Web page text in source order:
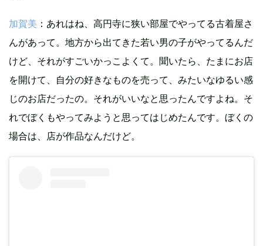
加賀美 ：あれはね、高円寺に狭い部屋でやってる古着屋さ
んがあって。地方から出てきた若い男の子がやってるんだ
けど、それがすごいかっこよくて。聞いたら、たまにお店
を開けて、自分の好きなものを売って、みたいなゆるい感
じのお店だったの。それがいいなと思ったんですよね。そ
れでぼくもやってみようと思ってはじめたんです。ぼくの
場合は、店が作品なんだけど。